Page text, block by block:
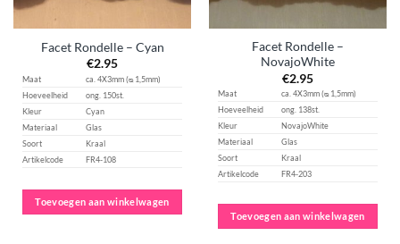
Facet Rondelle – Cyan
€2.95
Maat
ca. 4X3mm (ᴓ 1,5mm)
Hoeveelheid
ong. 150st.
Kleur
Cyan
Materiaal
Glas
Soort
Kraal
Artikelcode
FR4-108
Toevoegen aan winkelwagen
Facet Rondelle –
NovajoWhite
€2.95
Maat
ca. 4X3mm (ᴓ 1,5mm)
Hoeveelheid
ong. 138st.
Kleur
NovajoWhite
Materiaal
Glas
Soort
Kraal
Artikelcode
FR4-203
Toevoegen aan winkelwagen